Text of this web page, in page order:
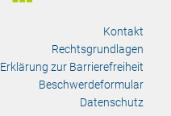
Kontakt
Rechtsgrundlagen
Erklärung zur Barrierefreiheit
Beschwerdeformular
Datenschutz